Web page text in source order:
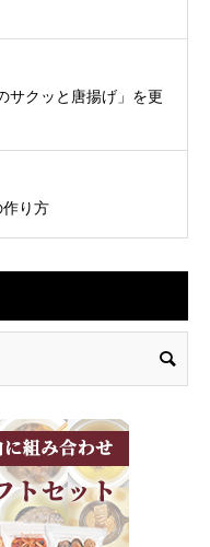
サクッと唐揚げ」を更
り方